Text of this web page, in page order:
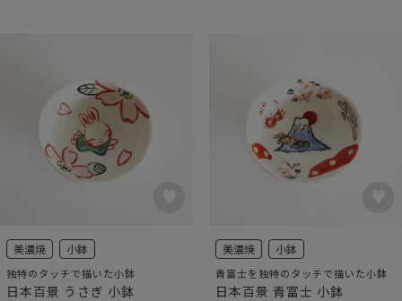
美濃焼 小鉢
独特のタッチで描いた小鉢
日本百景 うさぎ 小鉢
美濃焼 小鉢
青富士を独特のタッチで描いた小鉢
日本百景 青富士 小鉢